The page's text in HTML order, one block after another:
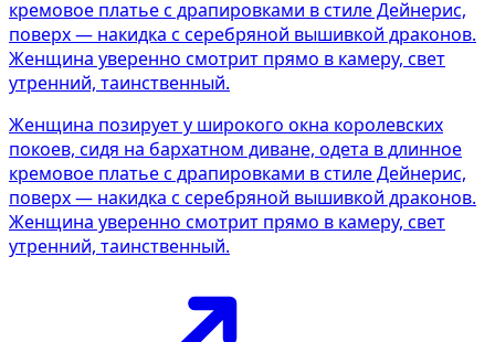
Женщина позирует у широкого окна королевских
покоев, сидя на бархатном диване, одета в длинное
кремовое платье с драпировками в стиле Дейнерис,
поверх — накидка с серебряной вышивкой драконов.
Женщина уверенно смотрит прямо в камеру, свет
утренний, таинственный.